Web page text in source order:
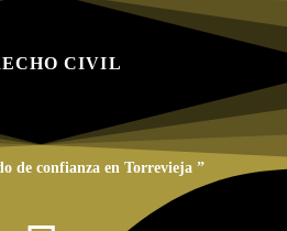
CIVIL
de confianza en Torrevieja ”